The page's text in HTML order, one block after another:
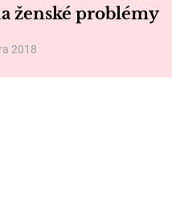
ženské problémy
2018